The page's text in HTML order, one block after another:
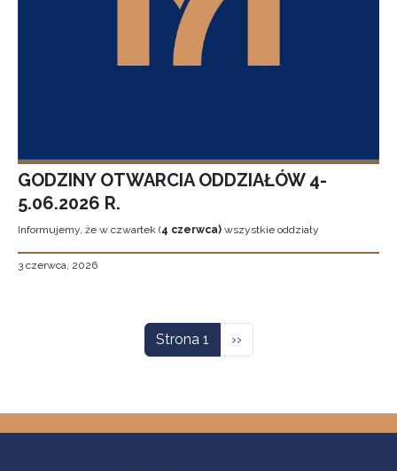
GODZINY OTWARCIA ODDZIAŁÓW 4-
5.06.2026 R.
Informujemy, że w czwartek (4 czerwca) wszystkie oddziały
3 czerwca, 2026
Strona 1 Następna strona
››